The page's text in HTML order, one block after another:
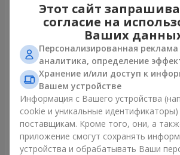
Букет "Kamaliya"
3 679 грн
Букет
3 227 грн
Этот сайт
согласие на
Ваших
Персонализированная
аналитика, определение
Хранение и/или доступ к
Вашем устройстве
Информация с Вашего устройства
cookie и уникальные идентификаторы)
поставщикам. Кроме того, они, а
приложение смогут сохранять
устройства и обрабатывать Ваши